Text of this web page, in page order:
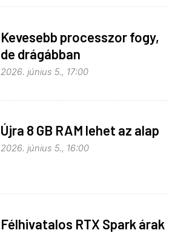
Kevesebb processzor fogy,
de drágábban
2026. június 5., 17:00
Újra 8 GB RAM lehet az alap
2026. június 5., 16:00
Félhivatalos RTX Spark árak